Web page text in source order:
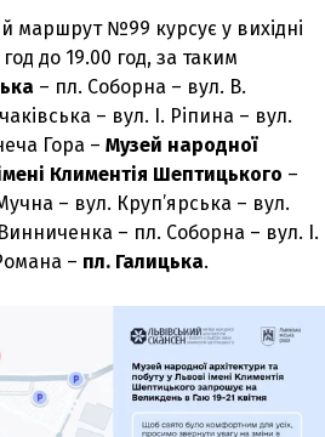
маршрут №99 курсує у вихідні
год до 19.00 год, за таким
– пл. Соборна – вул. В.
– вул. І. Ріпина – вул.
Гора – Музей народної
Климентія Шептицького –
– вул. Круп’ярська – вул.
– пл. Соборна – вул. І.
– пл. Галицька.